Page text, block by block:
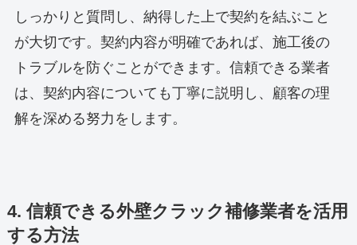
しっかりと質問し、納得した上で契約を結ぶこと
が大切です。契約内容が明確であれば、施工後の
トラブルを防ぐことができます。信頼できる業者
は、契約内容についても丁寧に説明し、顧客の理
解を深める努力をします。
4. 信頼できる外壁クラック補修業者を活用
する方法